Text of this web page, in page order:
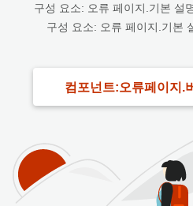
구성 요소: 오류 페이지.기본 설
구성 요소: 오류 페이지.기본
컴포넌트:오류페이지.